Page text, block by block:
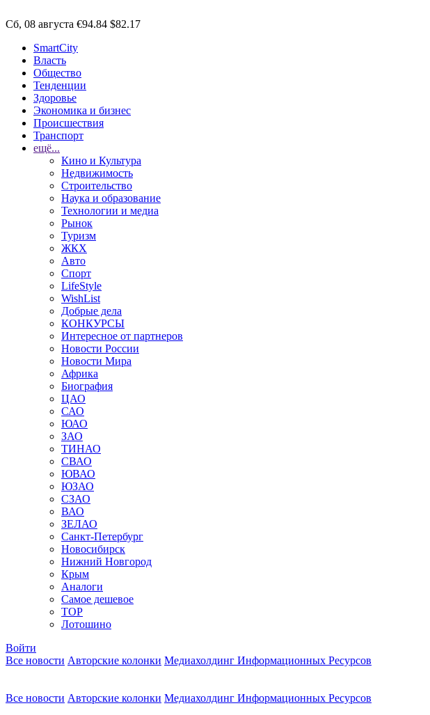
Сб, 08 августа €94.84 $82.17
SmartCity
Власть
Общество
Тенденции
Здоровье
Экономика и бизнес
Происшествия
Транспорт
ещё...
Кино и Культура
Недвижимость
Строительство
Наука и образование
Технологии и медиа
Рынок
Туризм
ЖКХ
Авто
Спорт
LifeStyle
WishList
Добрые дела
КОНКУРСЫ
Интересное от партнеров
Новости России
Новости Мира
Африка
Биография
ЦАО
САО
ЮАО
ЗАО
ТИНАО
СВАО
ЮВАО
ЮЗАО
СЗАО
ВАО
ЗЕЛАО
Санкт-Петербург
Новосибирск
Нижний Новгород
Крым
Аналоги
Самое дешевое
TOP
Лотошино
Войти
Все новости Авторские колонки Медиахолдинг Информационных Ресурсов
Все новости Авторские колонки Медиахолдинг Информационных Ресурсов